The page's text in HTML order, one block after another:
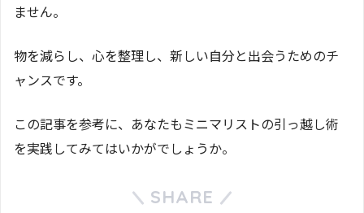
ません。
物を減らし、心を整理し、新しい自分と出会うためのチ
ャンスです。
この記事を参考に、あなたもミニマリストの引っ越し術
を実践してみてはいかがでしょうか。
SHARE